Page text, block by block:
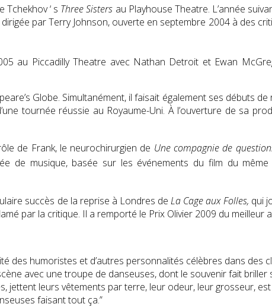
Tchekhov ‘ s Three Sisters au Playhouse Theatre. L’année
dirigée par Terry Johnson, ouverte en septembre 2004 à des
au Piccadilly Theatre avec Nathan Detroit et Ewan
Globe. Simultanément, il faisait également ses débuts
tournée réussie au Royaume-Uni. À l’ouverture de sa
de Frank, le neurochirurgien de Une compagnie de
de musique, basée sur les événements du film du même
succès de la reprise à Londres deLa Cage aux Folles, qui
par la critique. Il a remporté le Prix ​​Olivier 2009 du meilleur
des humoristes et d’autres personnalités célèbres dans des
avec une troupe de danseuses, dont le souvenir fait
jettent leurs vêtements par terre, leur odeur, leur grosseur,
faisant tout ça.”